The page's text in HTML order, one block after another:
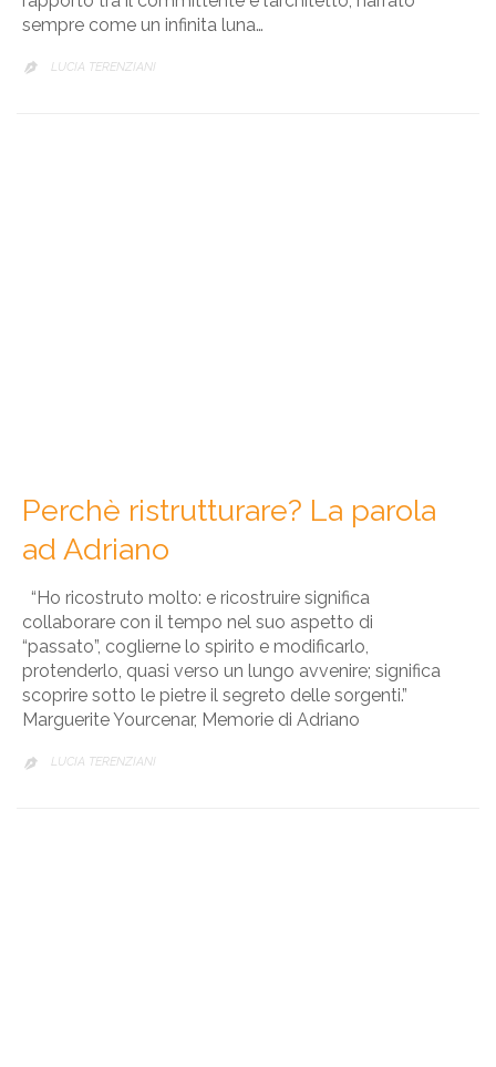
sempre come un infinita luna…
 LUCIA TERENZIANI
Perchè ristrutturare? La parola
ad Adriano
“Ho ricostruto molto: e ricostruire significa
collaborare con il tempo nel suo aspetto di
“passato”, coglierne lo spirito e modificarlo,
protenderlo, quasi verso un lungo avvenire; significa
scoprire sotto le pietre il segreto delle sorgenti.”
Marguerite Yourcenar, Memorie di Adriano
 LUCIA TERENZIANI